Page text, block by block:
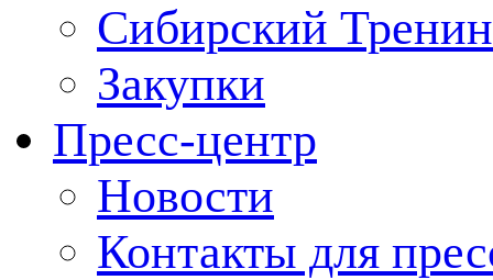
Сибирский
Закупки
Пресс-центр
Новости
Контакты для